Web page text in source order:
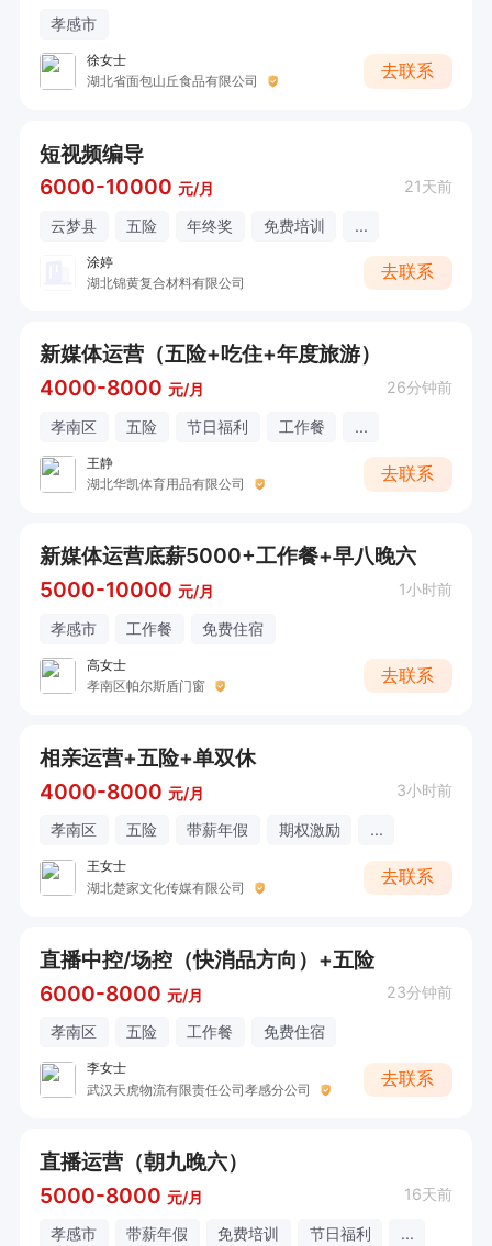
孝感市
徐女士
湖北省面包山丘食品有限公司
去联系
短视频编导
6000-10000 元/月 21天前
云梦县 五险 年终奖 免费培训 ...
涂婷
湖北锦黄复合材料有限公司
去联系
新媒体运营（五险+吃住+年度旅游）
4000-8000 元/月 26分钟前
孝南区 五险 节日福利 工作餐 ...
王静
湖北华凯体育用品有限公司
去联系
新媒体运营底薪5000+工作餐+早八晚六
5000-10000 元/月 1小时前
孝感市 工作餐 免费住宿
高女士
孝南区帕尔斯盾门窗
去联系
相亲运营+五险+单双休
4000-8000 元/月 3小时前
孝南区 五险 带薪年假 期权激励 ...
王女士
湖北楚家文化传媒有限公司
去联系
直播中控/场控（快消品方向）+五险
6000-8000 元/月 23分钟前
孝南区 五险 工作餐 免费住宿
李女士
武汉天虎物流有限责任公司孝感分公司
去联系
直播运营（朝九晚六）
5000-8000 元/月 16天前
孝感市 带薪年假 免费培训 节日福利 ...